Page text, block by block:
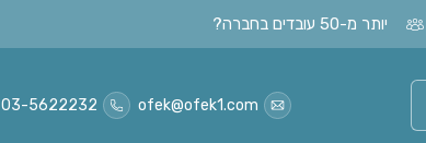
יותר מ-50 עובדים בחברה?
ofek@ofek1.com
03-5622232